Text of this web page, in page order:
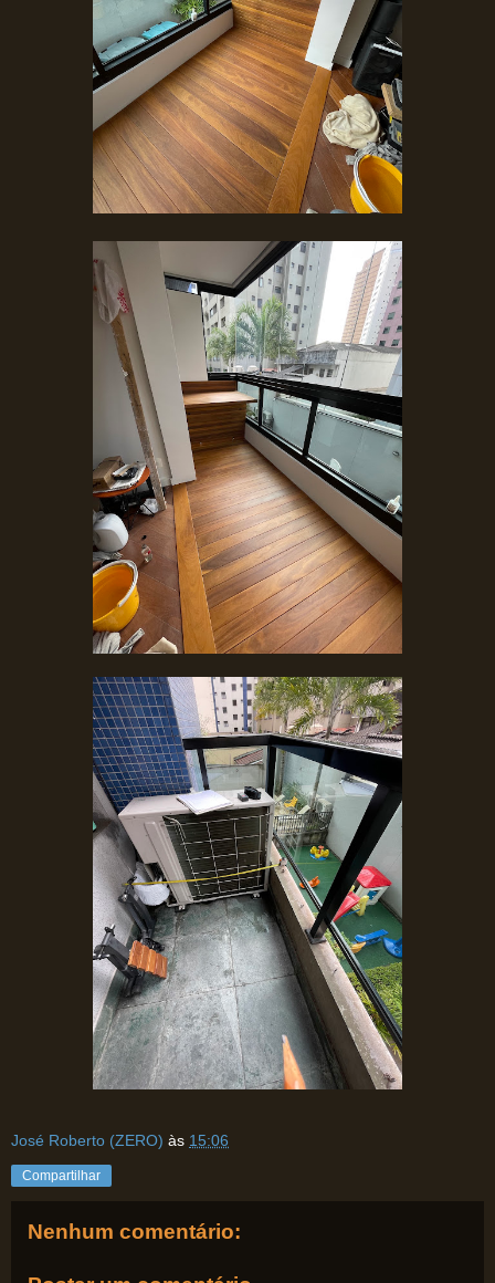
José Roberto (ZERO) às 15:06
Compartilhar
Nenhum comentário: